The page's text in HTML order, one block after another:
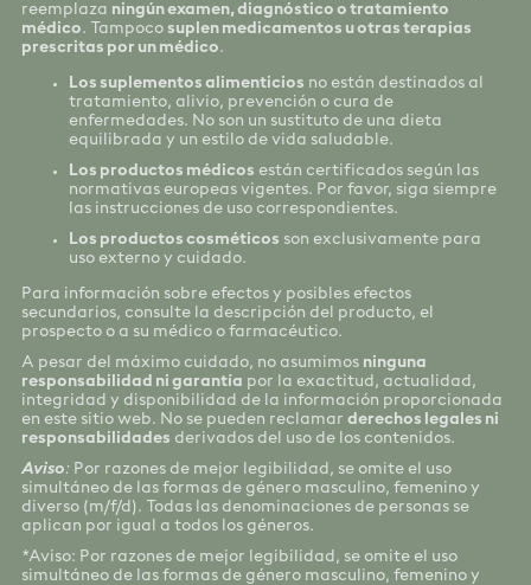
reemplaza ningún examen, diagnóstico o tratamiento
médico. Tampoco suplen medicamentos u otras terapias
prescritas por un médico.
Los suplementos alimenticios no están destinados al
tratamiento, alivio, prevención o cura de
enfermedades. No son un sustituto de una dieta
equilibrada y un estilo de vida saludable.
Los productos médicos están certificados según las
normativas europeas vigentes. Por favor, siga siempre
las instrucciones de uso correspondientes.
Los productos cosméticos son exclusivamente para
uso externo y cuidado.
Para información sobre efectos y posibles efectos
secundarios, consulte la descripción del producto, el
prospecto o a su médico o farmacéutico.
A pesar del máximo cuidado, no asumimos ninguna
responsabilidad ni garantía por la exactitud, actualidad,
integridad y disponibilidad de la información proporcionada
en este sitio web. No se pueden reclamar derechos legales ni
responsabilidades derivados del uso de los contenidos.
Aviso: Por razones de mejor legibilidad, se omite el uso
simultáneo de las formas de género masculino, femenino y
diverso (m/f/d). Todas las denominaciones de personas se
aplican por igual a todos los géneros.
*Aviso: Por razones de mejor legibilidad, se omite el uso
simultáneo de las formas de género masculino, femenino y